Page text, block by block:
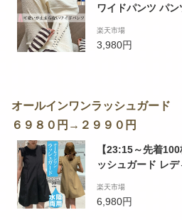
ワイドパンツ パ
たり リラックス
アル 大きいサイ
楽天市場
3,980円
オールインワンラッシュガード
６９８０円→２９９０円
【23:15～先着
ッシュガード レ
ル フリル 韓国 マ
ット付き UVカッ
楽天市場
6,980円